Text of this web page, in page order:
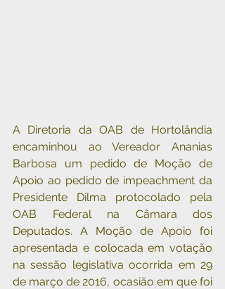
A Diretoria da OAB de Hortolândia
encaminhou ao Vereador Ananias
Barbosa um pedido de Moção de
Apoio ao pedido de impeachment da
Presidente Dilma protocolado pela
OAB Federal na Câmara dos
Deputados. A Moção de Apoio foi
apresentada e colocada em votação
na sessão legislativa ocorrida em 29
de março de 2016, ocasião em que foi